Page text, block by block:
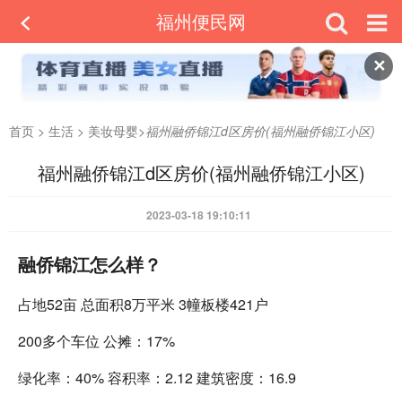
✕
福州便民网
首页 > 生活 > 美妆母婴>福州融侨锦江d区房价(福州融侨锦江小区)
福州融侨锦江d区房价(福州融侨锦江小区)
2023-03-18 19:10:11
融侨锦江怎么样？
占地52亩 总面积8万平米 3幢板楼421户
200多个车位 公摊：17%
绿化率：40% 容积率：2.12 建筑密度：16.9